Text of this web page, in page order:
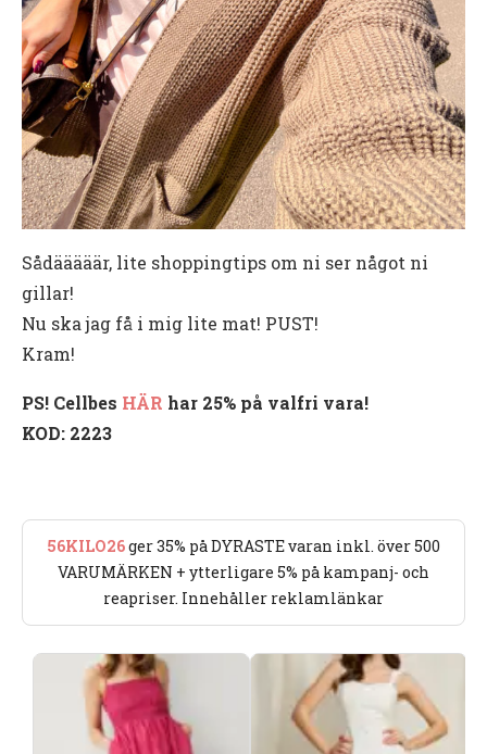
Sådääääär, lite shoppingtips om ni ser något ni
gillar!
Nu ska jag få i mig lite mat! PUST!
Kram!
PS! Cellbes HÄR har 25% på valfri vara!
KOD: 2223
56KILO26ger 35% på DYRASTE varan inkl. över 500
VARUMÄRKEN + ytterligare 5% på kampanj- och
reapriser. Innehåller reklamlänkar